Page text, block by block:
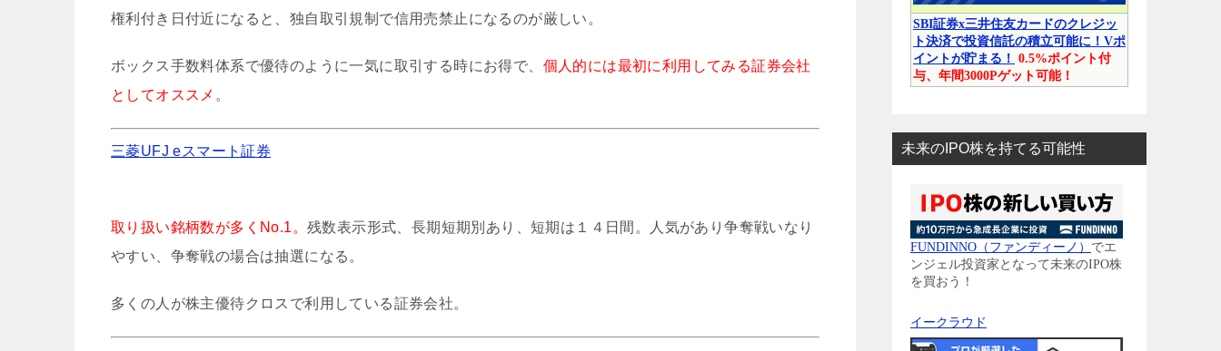
権利付き日付近になると、独自取引規制で信用売禁止になるのが厳しい。
ボックス手数料体系で優待のように一気に取引する時にお得で、 個人的には最初に利用してみる証券会社
としてオススメ 。
三菱UFJ eスマート証券
取り扱い銘柄数が多くNo.1。 残数表示形式、長期短期別あり、短期は１４日間。人気があり争奪戦いなり
やすい、争奪戦の場合は抽選になる。
多くの人が株主優待クロスで利用している証券会社。
SBI証券x三井住友カードのクレジッ
ト決済で投資信託の積立可能に！Vポ
イントが貯まる！ 0.5%ポイント付
与、年間3000Pゲット可能！
未来のIPO株を持てる可能性
FUNDINNO（ファンディーノ） でエ
ンジェル投資家となって未来のIPO株
を買おう！
イークラウド